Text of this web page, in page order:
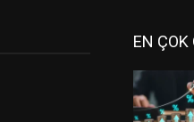
EN ÇOK